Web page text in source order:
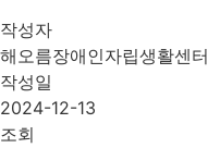
작성자
해오름장애인자립생활센터
작성일
2024-12-13
조회